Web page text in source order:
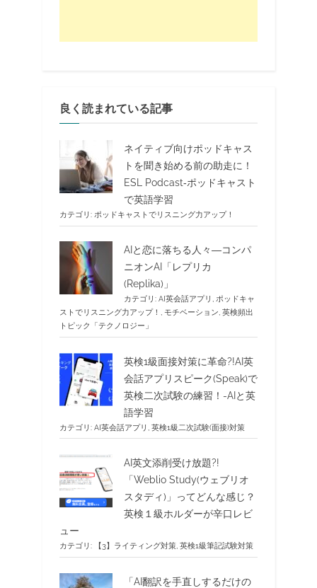
良く読まれている記事
ネイティブ向けポッドキャス
トを聞き始める前の助走に！
ESL Podcast‐ポッドキャスト
で英語学習
カテゴリ: ポッドキャストでリスニング力アップ！
AIと恋に落ちる人々―コンパ
ニオンAI「レプリカ
(Replika)」
カテゴリ: AI英会話アプリ , ポッドキャ
ストでリスニング力アップ！ , モチベーション, 英検頻出
トピック「テクノロジー」
英検1級面接対策に革命?!AI英
会話アプリスピーク(Speak)で
英検二次試験の練習！-AIと英
語学習
カテゴリ: AI英会話アプリ 英検1級二次試験(面接)対策
AI英文添削受け放題?!
「Weblio Study(ウェブリオ
スタディ)」ってどんな感じ？
英検１級ホルダーが辛口レビ
ュー
カテゴリ: 【3】ライティング対策, 英検1級筆記試験対策
「AI翻訳を手直しするだけの